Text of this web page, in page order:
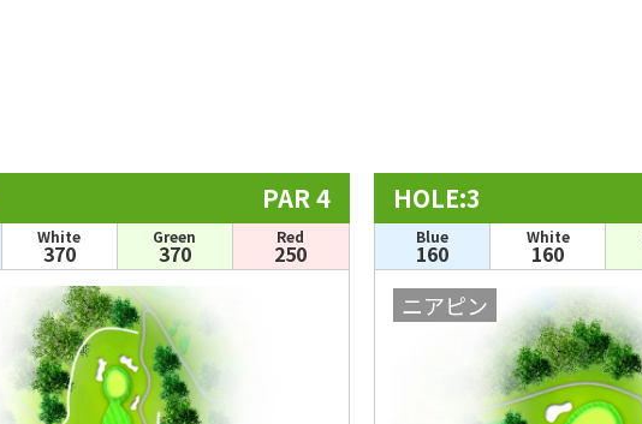
PAR 4
White
370
Green
370
Red
250
HOLE:3
Blue
160
White
160
ニアピン